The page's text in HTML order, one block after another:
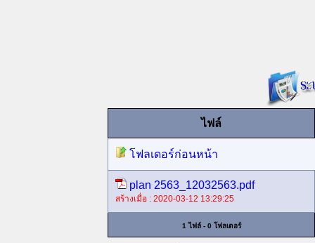
ไฟล์
โฟลเดอร์ก่อนหน้า
plan 2563_12032563.pdf
สร้างเมื่อ : 2020-03-12 13:29:25
1 ไฟล์ - 0 โฟลเดอร์